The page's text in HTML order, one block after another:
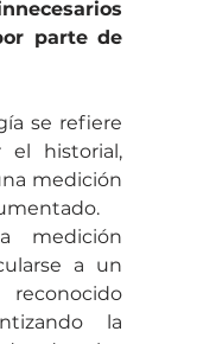
parte de
se refiere
el historial,
medición
medición
a un
la